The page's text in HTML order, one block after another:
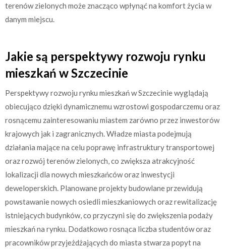
terenów zielonych może znacząco wpłynąć na komfort życia w
danym miejscu.
Jakie są perspektywy rozwoju rynku
mieszkań w Szczecinie
Perspektywy rozwoju rynku mieszkań w Szczecinie wyglądają
obiecująco dzięki dynamicznemu wzrostowi gospodarczemu oraz
rosnącemu zainteresowaniu miastem zarówno przez inwestorów
krajowych jak i zagranicznych. Władze miasta podejmują
działania mające na celu poprawę infrastruktury transportowej
oraz rozwój terenów zielonych, co zwiększa atrakcyjność
lokalizacji dla nowych mieszkańców oraz inwestycji
deweloperskich. Planowane projekty budowlane przewidują
powstawanie nowych osiedli mieszkaniowych oraz rewitalizację
istniejących budynków, co przyczyni się do zwiększenia podaży
mieszkań na rynku. Dodatkowo rosnąca liczba studentów oraz
pracowników przyjeżdżających do miasta stwarza popyt na